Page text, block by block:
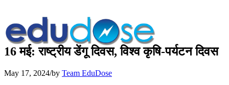
16 मई: राष्ट्रीय डेंगू दिवस, विश्व कृषि-पर्यटन दिवस
May 17, 2024/by Team EduDose